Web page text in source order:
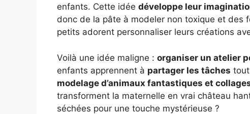
enfants. Cette idée développe leur
donc de la pâte à modeler non toxique et des
petits adorent personnaliser leurs créations
Voilà une idée maligne : organiser un atelier
enfants apprennent à partager les tâches
modelage d’animaux fantastiques et
transforment la maternelle en vrai château
séchées pour une touche mystérieuse ?